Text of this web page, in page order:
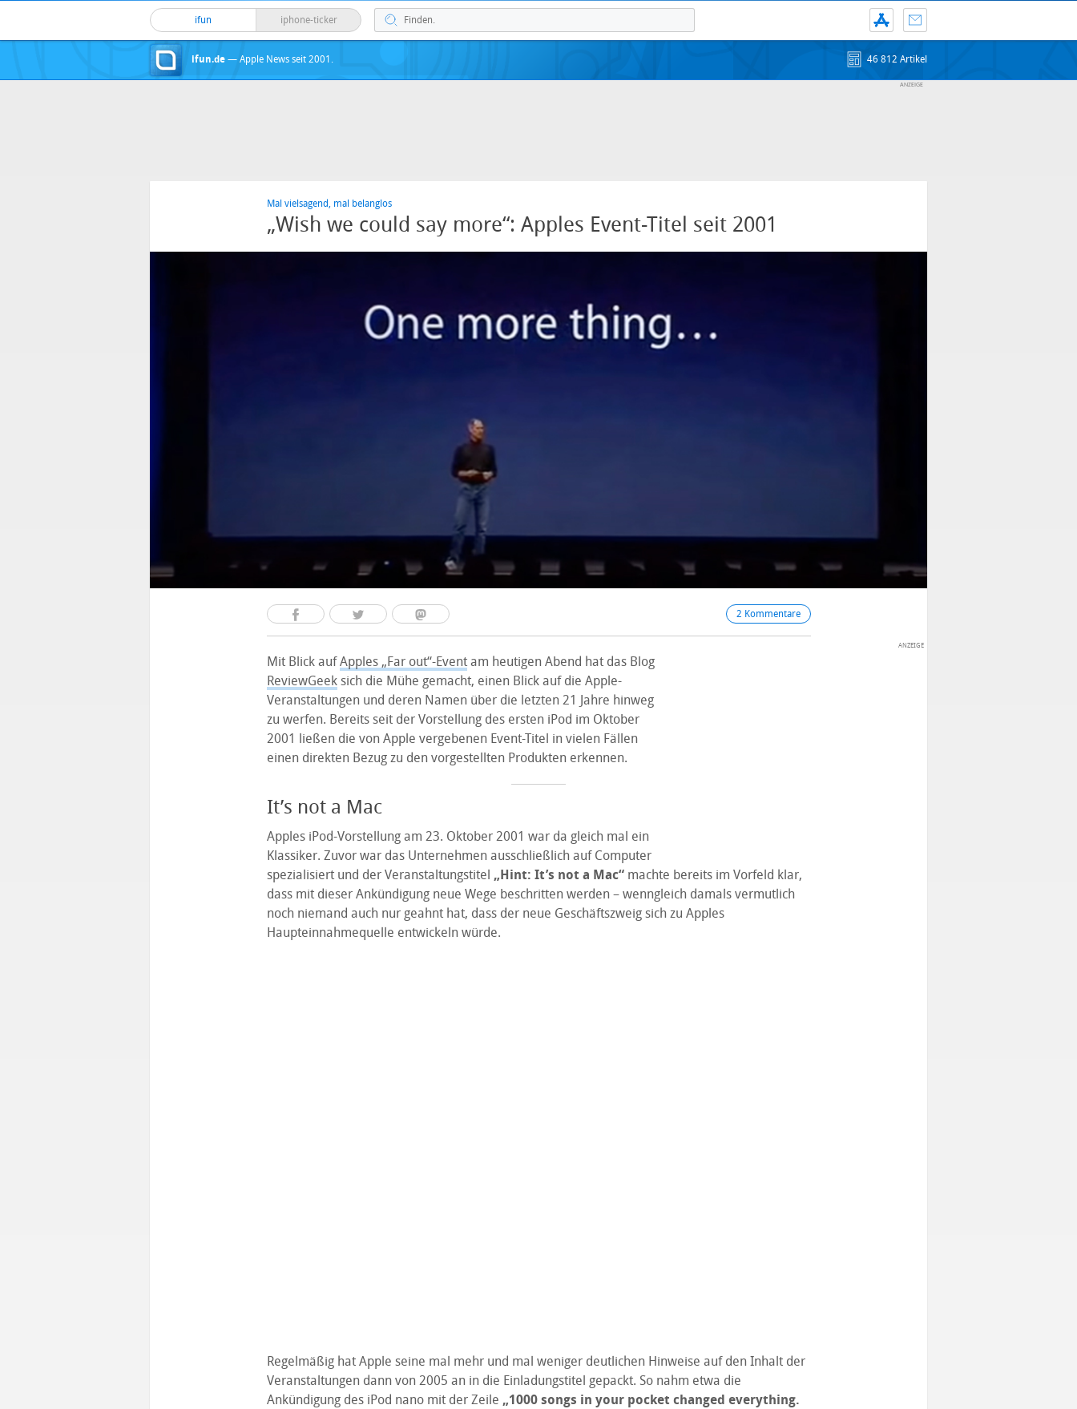
ifun iphone-ticker
ifun.de — Apple News seit 2001. 46 812 Artikel
Mal vielsagend, mal belanglos
„Wish we could say more“: Apples Event-Titel seit 2001
2 Kommentare
Mit Blick aufApples „Far out“-Eventam heutigen Abend hat das Blog
ReviewGeeksich die Mühe gemacht, einen Blick auf die Apple-
Veranstaltungen und deren Namen über die letzten 21 Jahre hinweg
zu werfen. Bereits seit der Vorstellung des ersten iPod im Oktober
2001 ließen die von Apple vergebenen Event-Titel in vielen Fällen
einen direkten Bezug zu den vorgestellten Produkten erkennen.
It’s not a Mac
Apples iPod-Vorstellung am 23. Oktober 2001 war da gleich mal ein
Klassiker. Zuvor war das Unternehmen ausschließlich auf Computer
spezialisiert und der Veranstaltungstitel „Hint: It’s not a Mac“machte bereits im Vorfeld klar,
dass mit dieser Ankündigung neue Wege beschritten werden – wenngleich damals vermutlich
noch niemand auch nur geahnt hat, dass der neue Geschäftszweig sich zu Apples
Haupteinnahmequelle entwickeln würde.
Regelmäßig hat Apple seine mal mehr und mal weniger deutlichen Hinweise auf den Inhalt der
Veranstaltungen dann von 2005 an in die Einladungstitel gepackt. So nahm etwa die
Ankündigung des iPod nano mit der Zeile „1000 songs in your pocket changed everything.